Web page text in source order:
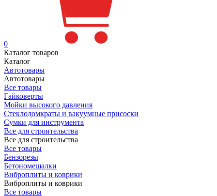
0
Каталог товаров
Каталог
Автотовары
Автотовары
Все товары
Гайковерты
Мойки высокого давления
Стеклодомкраты и вакуумные присоски
Сумки для инструмента
Все для строительства
Все для строительства
Все товары
Бензорезы
Бетономешалки
Виброплиты и коврики
Виброплиты и коврики
Все товары